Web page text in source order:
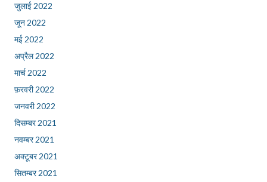
जुलाई 2022
जून 2022
मई 2022
अप्रैल 2022
मार्च 2022
फ़रवरी 2022
जनवरी 2022
दिसम्बर 2021
नवम्बर 2021
अक्टूबर 2021
सितम्बर 2021